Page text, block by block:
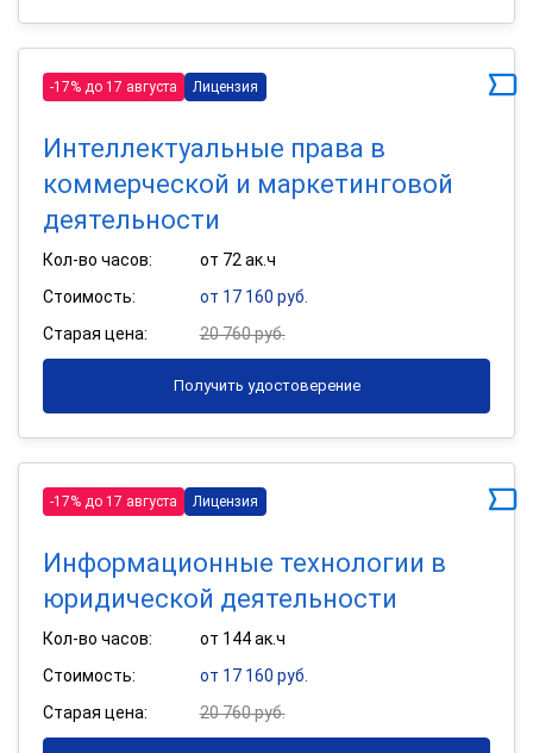
-17% до 17 августа Лицензия
Интеллектуальные права в
коммерческой и маркетинговой
деятельности
Кол-во часов:
от 72 ак.ч
Стоимость:
от 17 160 руб.
Старая цена:
20 760 руб.
Получить удостоверение
-17% до 17 августа Лицензия
Информационные технологии в
юридической деятельности
Кол-во часов:
от 144 ак.ч
Стоимость:
от 17 160 руб.
Старая цена:
20 760 руб.